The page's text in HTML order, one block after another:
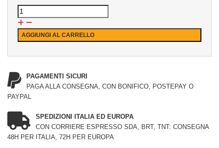
AGGIUNGI AL CARRELLO
PAGAMENTI SICURI
PAGA ALLA CONSEGNA, CON BONIFICO, POSTEPAY O
PAYPAL
SPEDIZIONI ITALIA ED EUROPA
CON CORRIERE ESPRESSO SDA, BRT, TNT: CONSEGNA
48H PER ITALIA, 72H PER EUROPA